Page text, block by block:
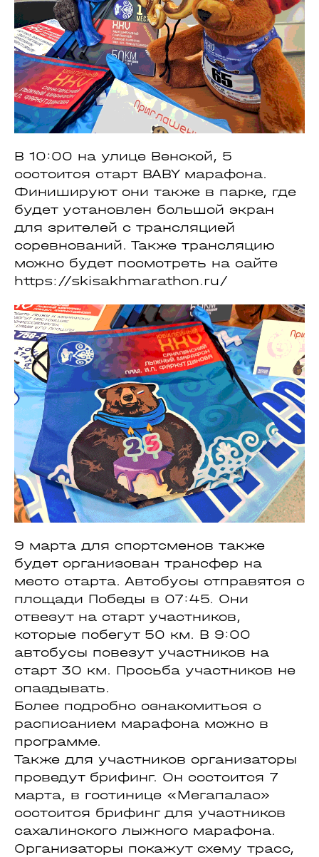
В 10:00 на улице Венской, 5
состоится старт BABY марафона.
Финишируют они также в парке, где
будет установлен большой экран
для зрителей с трансляцией
соревнований. Также трансляцию
можно будет посмотреть на сайте
https://skisakhmarathon.ru/
9 марта для спортсменов также
будет организован трансфер на
место старта. Автобусы отправятся с
площади Победы в 07:45. Они
отвезут на старт участников,
которые побегут 50 км. В 9:00
автобусы повезут участников на
старт 30 км. Просьба участников не
опаздывать.
Более подробно ознакомиться с
расписанием марафона можно в
программе.
Также для участников организаторы
проведут брифинг. Он состоится 7
марта, в гостинице «Мегапалас»
состоится брифинг для участников
сахалинского лыжного марафона.
Организаторы покажут схему трасс,